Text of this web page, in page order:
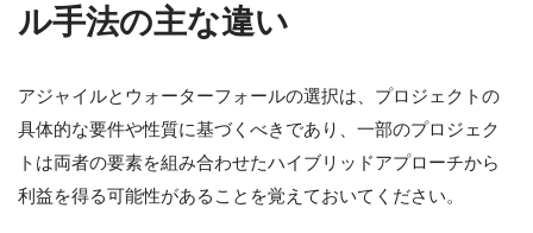
ル手法の主な違い
アジャイルとウォーターフォールの選択は、プロジェクトの
具体的な要件や性質に基づくべきであり、一部のプロジェク
トは両者の要素を組み合わせたハイブリッドアプローチから
利益を得る可能性があることを覚えておいてください。